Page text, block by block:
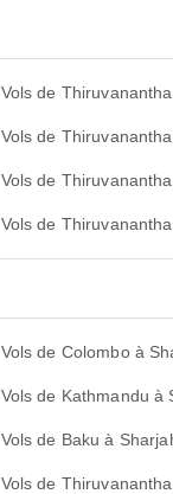
Vols de
Vols de
Vols de
Vols de
Vols de Colombo à
Vols de Kathmandu à
Vols de Baku à
Vols de